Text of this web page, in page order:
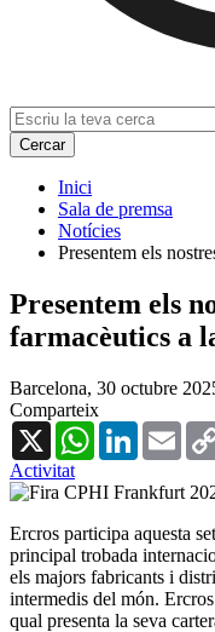
Inici
Sala de premsa
Notícies
Presentem els
Presentem els
farmacèutics a
Barcelona, 30 octubre
Comparteix
X
WhatsAppLinkedIn
Activitat
Ercros participa aquesta
principal trobada
els majors fabricants i
intermedis del món.
qual presenta la seva